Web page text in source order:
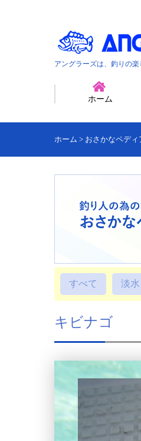
アングラーズは、釣りの
ホーム
ホーム > おさかなペディ
すべて 淡水
キビナゴ